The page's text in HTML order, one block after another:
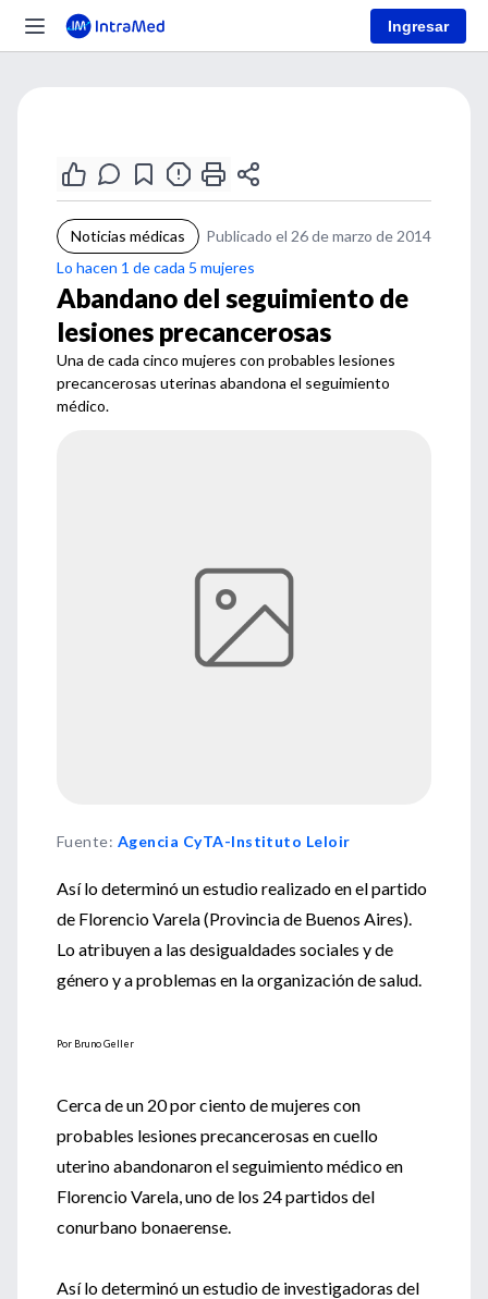
Ingresar
Noticias médicas
Publicado el 26 de marzo de 2014
Lo hacen 1 de cada 5 mujeres
Abandano del seguimiento de
lesiones precancerosas
Una de cada cinco mujeres con probables lesiones
precancerosas uterinas abandona el seguimiento
médico.
Fuente: Agencia CyTA-Instituto Leloir
Así lo determinó un estudio realizado en el partido
de Florencio Varela (Provincia de Buenos Aires).
Lo atribuyen a las desigualdades sociales y de
género y a problemas en la organización de salud.
Por Bruno Geller
Cerca de un 20 por ciento de mujeres con
probables lesiones precancerosas en cuello
uterino abandonaron el seguimiento médico en
Florencio Varela, uno de los 24 partidos del
conurbano bonaerense.
Así lo determinó un estudio de investigadoras del